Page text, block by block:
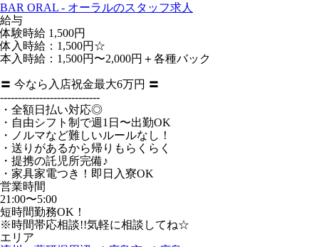
BAR ORAL - オーラルのスタッフ求人
給与
体験時給 1,500円
体入時給：1,500円☆
本入時給：1,500円〜2,000円＋各種バック
〓 今なら入店祝金最大6万円 〓
----------------------------
・全額日払い対応◎
・自由シフト制で週1日〜出勤OK
・ノルマなど難しいルールなし！
・送りがあるから帰りもらくらく
・提携の託児所完備♪
・家具家電つき！即日入寮OK
営業時間
21:00〜5:00
短時間勤務OK！
※時間帯応相談!!気軽に相談してね☆
エリア